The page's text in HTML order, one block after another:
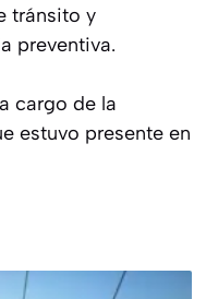
tránsito y
preventiva.
cargo de la
estuvo presente en